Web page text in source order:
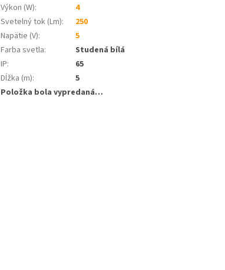
Výkon (W):
4
Svetelný tok (Lm):
250
Napätie (V):
5
Farba svetla:
Studená bílá
IP:
65
Dĺžka (m):
5
Položka bola vypredaná…